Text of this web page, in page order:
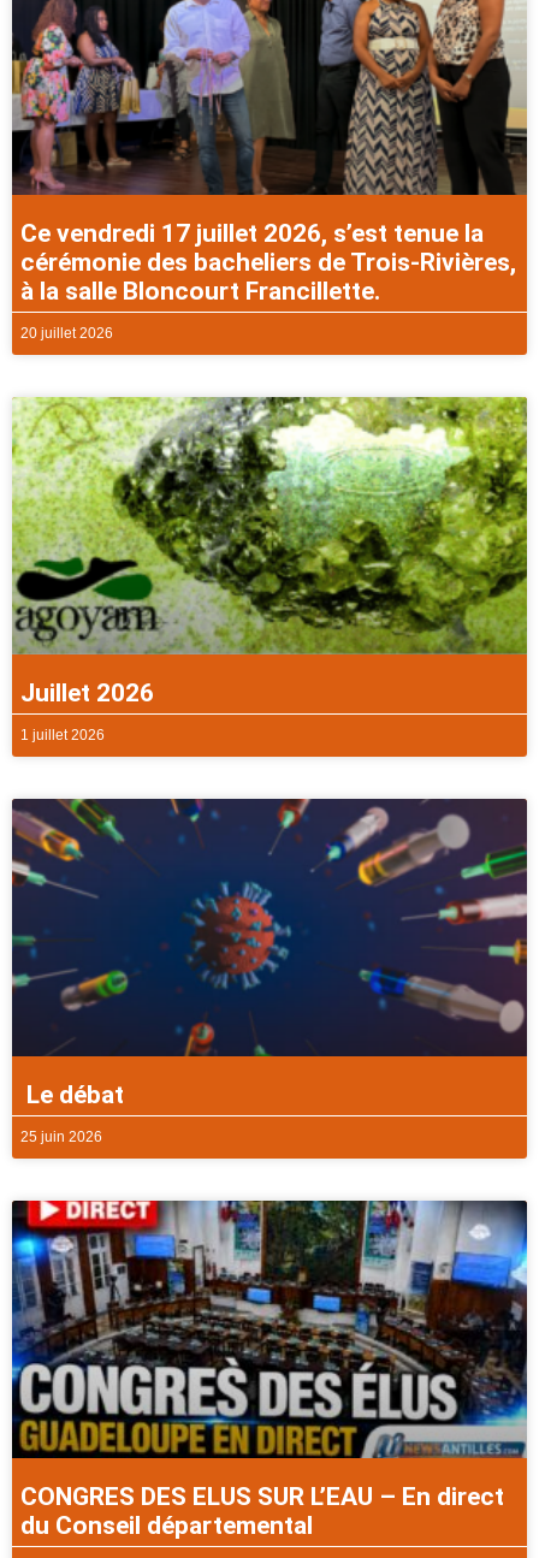
Ce vendredi 17 juillet 2026, s’est tenue la
cérémonie des bacheliers de Trois-Rivières,
à la salle Bloncourt Francillette.
20 juillet 2026
Juillet 2026
1 juillet 2026
Le débat
25 juin 2026
CONGRES DES ELUS SUR L’EAU – En direct
du Conseil départemental